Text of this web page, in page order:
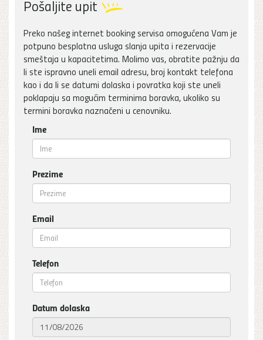
Pošaljite upit
Preko našeg internet booking servisa omogućena Vam je
potpuno besplatna usluga slanja upita i rezervacije
smeštaja u kapacitetima. Molimo vas, obratite pažnju da
li ste ispravno uneli email adresu, broj kontakt telefona
kao i da li se datumi dolaska i povratka koji ste uneli
poklapaju sa mogućim terminima boravka, ukoliko su
termini boravka naznačeni u cenovniku.
Ime
Prezime
Email
Telefon
Datum dolaska